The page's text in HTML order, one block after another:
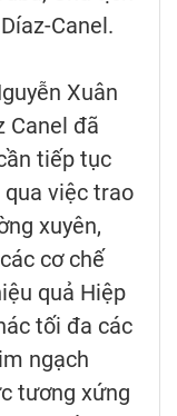
Canel.
Xuân
Canel đã
tiếp tục
việc trao
xuyên,
cơ chế
quả Hiệp
tối đa các
ngạch
tương xứng